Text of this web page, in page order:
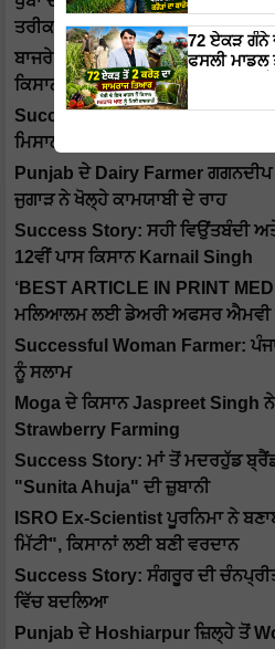
ਤਰੀਕਾ
ਬਾਜਰੇ ਨੇ ਬਦਲੀ ਅਗਾਂਹਵਧੂ ਕਿਸਾਨ ਪੰਨੂ
ਕਿਸਾਨਾਂ ਵਿੱਚ ਵਧਿਆ ਬਾਜਰੇ ਦਾ ਰੁਝਾਨ
Success Story: ਬਾਜਰੇ ਦੀ ਕਾਸ਼ਤ
ਮਿਸਾਲ
Punjab ਦੇ Dairy Farmer
ਜੁਗਾੜ ਨੇ ਖੋਲ੍ਹੇ ਕਾਮਯਾਬੀ ਦੇ ਰਾਹ
Success Story: ਸਹੀ ਵਿਉਂਤਬੰਦੀ
12ਵੀਂ ਪਾਸ ਕਿਸਾਨ Karnail Singh
‘BEST ARTICLE IN PRINT
ਮਲਿਆਲਮ ਲਈ ਡੇਅਰੀ ਅਫਸਰ ਐਮਵੀ
Successful Woman Farmer:
ਨੂੰ ਸਲਾਮ
Moga ਦੇ ਕਿਸਾਨ Jaspreet Singh
Strawberry Farming
Success Story: ਮਾਂ ਤੋਂ ਮਦਰਹੁੱਡ
"Sunita Ahuja" ਦੀ ਜ਼ੁਬਾਨੀ
ISRO Ex-Scientist ਪੂਰਨਿਮਾ ਨੇ
ਮਿੱਟੀ", ਕਿਸਾਨਾਂ ਲਈ ਬਣੀ ਵਰਦਾਨ
Success Story: ਸੰਗਰੂਰ ਦੀ
ਵਿੱਚ ਬਦਲਿਆ
Punjab ਦੇ Hoshiarpur ਜ਼ਿਲ੍ਹੇ ਤੋਂ
72 ਏਕੜ ਗੰਨੇ
ਫਸਲੀ